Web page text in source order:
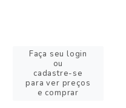
Faça seu login
ou
cadastre-se
para ver preços
e comprar